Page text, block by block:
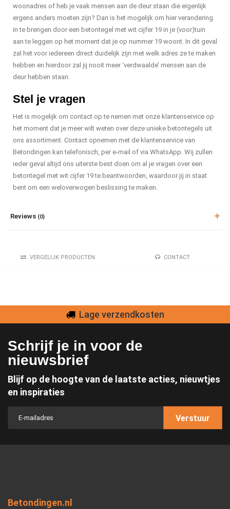
woonadres of heb je vaak mensen aan de deur staan die eigenlijk
ergens anders moeten zijn? Dan is het mogelijk om hier verandering
in te brengen door een betontegel met wit cijfer 19 in je (voor)tuin
aan te leggen op het moment dat je op nummer 19 woont. In dit geval
zal het voor iedereen direct duidelijk zijn met welk adres ze te maken
hebben en hierdoor zal jij nooit meer ‘verdwaalde’ mensen aan de
deur hebben staan.
Stel je vragen
Het is mogelijk om contact op te nemen met onze klantenservice op
het moment dat je meer wilt weten over deze unieke betontegels uit
ons assortiment. Contact opnemen met de klantenservice van
Betondingen kan telefonisch, per e-mail of via WhatsApp. Wij zullen
ieder geval altijd ons uiterste best doen om al je vragen over een
betontegel met wit cijfer 19 te beantwoorden, waardoor jij in staat
bent om een weloverwogen beslissing te maken.
Reviews (0)
VERGELIJK PRODUCTEN CONTACT
Lage verzendkosten
Schrijf je in voor de
nieuwsbrief
Blijf op de hoogte van de laatste acties, nieuwtjes
en inspiraties
Verstuur
Betondingen.nl